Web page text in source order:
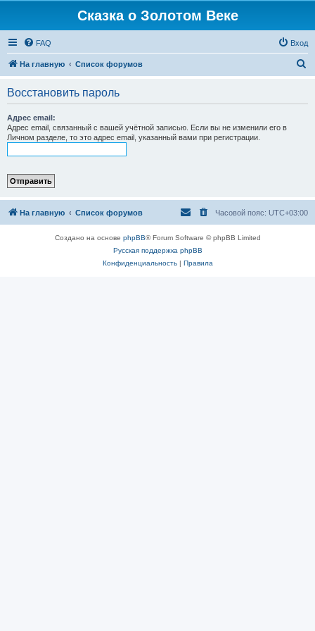
Сказка о Золотом Веке
FAQ Вход
На главную Список форумов
Восстановить пароль
Адрес email:
Адрес email, связанный с вашей учётной записью. Если вы не изменили его в
Личном разделе, то это адрес email, указанный вами при регистрации.
На главную Список форумов Часовой пояс: UTC+03:00
Создано на основе phpBB® Forum Software © phpBB Limited
Русская поддержка phpBB
Конфиденциальность| Правила